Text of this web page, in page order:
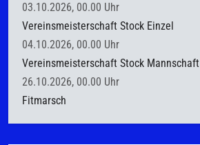
03.10.2026, 00.00 Uhr
Vereinsmeisterschaft Stock Einzel
04.10.2026, 00.00 Uhr
Vereinsmeisterschaft Stock Mannschaft
26.10.2026, 00.00 Uhr
Fitmarsch